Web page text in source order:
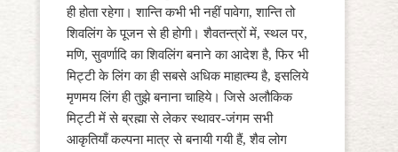
ही होता रहेगा। शान्ति कभी भी नहीं पावेगा, शान्ति तो
शिवलिंग के पूजन से ही होगी। शैवतन्त्रों में, स्थल पर,
मणि, सुवर्णादि का शिवलिंग बनाने का आदेश है, फिर भी
मिट्टी के लिंग का ही सबसे अधिक माहात्म्य है, इसलिये
मृणमय लिंग ही तुझे बनाना चाहिये। जिसे अलौकिक
मिट्टी में से ब्रह्मा से लेकर स्थावर-जंगम सभी
आकृतियाँ कल्पना मात्र से बनायी गयी हैं, शैव लोग